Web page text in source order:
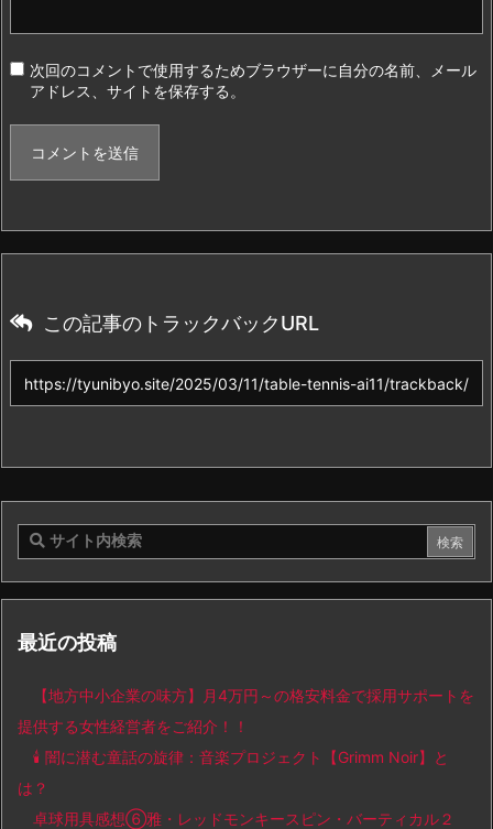
次回のコメントで使用するためブラウザーに自分の名前、メール
アドレス、サイトを保存する。
この記事のトラックバックURL
最近の投稿
【地方中小企業の味方】月4万円～の格安料金で採用サポートを
提供する女性経営者をご紹介！！
🕯️ 闇に潜む童話の旋律：音楽プロジェクト【Grimm Noir】と
は？
卓球用具感想⑥雅・レッドモンキースピン・バーティカル２